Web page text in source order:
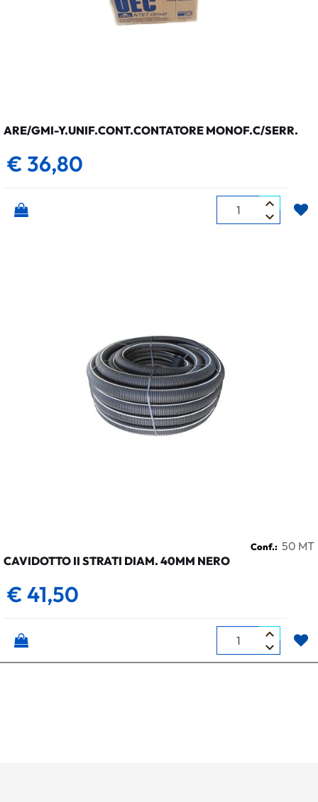
ARE/GMI-Y.UNIF.CONT.CONTATORE MONOF.C/SERR.
€ 36,80
Quantità
Conf.: 50 MT
CAVIDOTTO II STRATI DIAM. 40MM NERO
€ 41,50
Quantità